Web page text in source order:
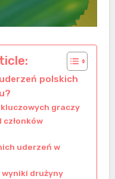
polskich
graczy
uderzeń w
wyniki drużyny